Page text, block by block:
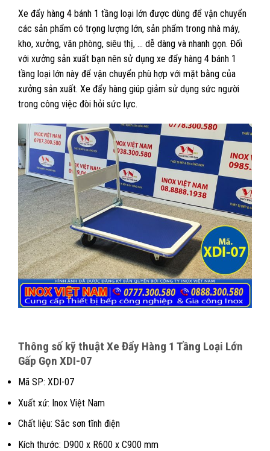
Xe đẩy hàng 4 bánh 1 tầng loại lớn được dùng để vận chuyển
các sản phẩm có trọng lượng lớn, sản phẩm trong nhà máy,
kho, xưởng, văn phòng, siêu thị, … dễ dàng và nhanh gọn. Đối
với xưởng sản xuất bạn nên sử dụng xe đẩy hàng 4 bánh 1
tầng loại lớn này để vận chuyển phù hợp với mặt bằng của
xưởng sản xuất. Xe đẩy hàng giúp giảm sử dụng sức người
trong công việc đòi hỏi sức lực.
Thông số kỹ thuật Xe Đẩy Hàng 1 Tầng Loại Lớn
Gấp Gọn XDI-07
Mã SP: XDI-07
Xuất xứ: Inox Việt Nam
Chất liệu: Sắc sơn tĩnh điện
Kích thước: D900 x R600 x C900 mm